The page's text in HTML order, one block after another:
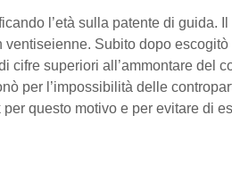
l’età sulla patente di guida.
ventiseienne. Subito dopo escogitò
cifre superiori all’ammontare del
per l’impossibilità delle
per questo motivo e per evitare di